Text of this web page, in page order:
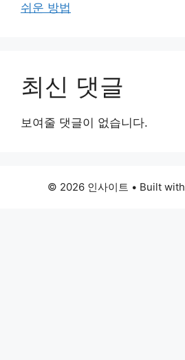
쉬운 방법
최신 댓글
보여줄 댓글이 없습니다.
© 2026 인사이트 • Built with